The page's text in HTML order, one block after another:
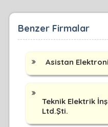
Benzer Firmalar
Asistan
Teknik Elektrik
Ltd.Şti.